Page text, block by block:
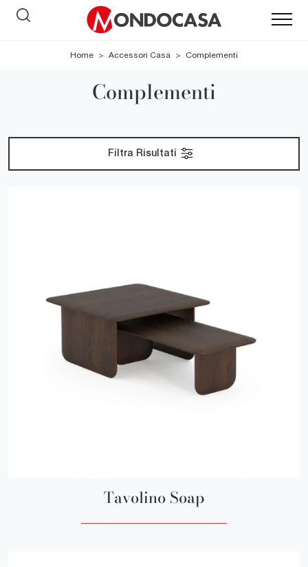
Home > Accessori Casa > Complementi
Complementi
Filtra Risultati
Tavolino Soap